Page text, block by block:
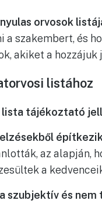
orvosok
szakembert, és
akiket a hozzájuk
listához
lista tájékoztató
az alapján,
a
szubjektív és